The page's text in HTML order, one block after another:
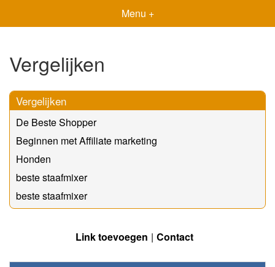
Menu +
Vergelijken
Vergelijken
De Beste Shopper
Beginnen met Affiliate marketing
Honden
beste staafmixer
beste staafmixer
Link toevoegen Contact